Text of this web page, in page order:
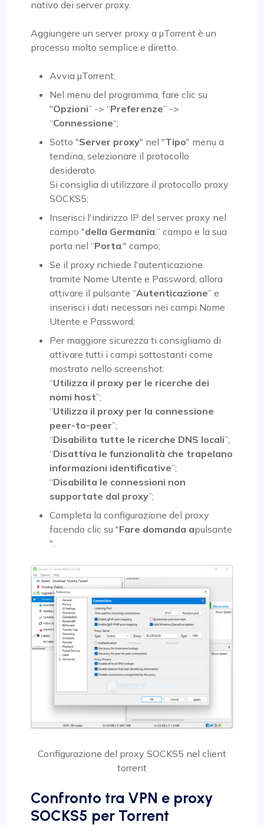
nativo dei server proxy.
Aggiungere un server proxy a µTorrent è un
processo molto semplice e diretto.
Avvia µTorrent;
Nel menu del programma, fare clic su
"Opzioni” -> “Preferenze” ->
“Connessione“;
Sotto "Server proxy" nel "Tipo" menu a
tendina, selezionare il protocollo
desiderato.
Si consiglia di utilizzare il protocollo proxy
SOCKS5;
Inserisci l'indirizzo IP del server proxy nel
campo "della Germania:” campo e la sua
porta nel “Porta:" campo;
Se il proxy richiede l'autenticazione
tramite Nome Utente e Password, allora
attivare il pulsante “Autenticazione” e
inserisci i dati necessari nei campi Nome
Utente e Password;
Per maggiore sicurezza ti consigliamo di
attivare tutti i campi sottostanti come
mostrato nello screenshot:
“Utilizza il proxy per le ricerche dei
nomi host”;
“Utilizza il proxy per la connessione
peer-to-peer”;
“Disabilita tutte le ricerche DNS locali”;
“Disattiva le funzionalità che trapelano
informazioni identificative”;
“Disabilita le connessioni non
supportate dal proxy”;
Completa la configurazione del proxy
facendo clic su "Fare domanda apulsante
".
Configurazione del proxy SOCKS5 nel client
torrent
Confronto tra VPN e proxy
SOCKS5 per Torrent